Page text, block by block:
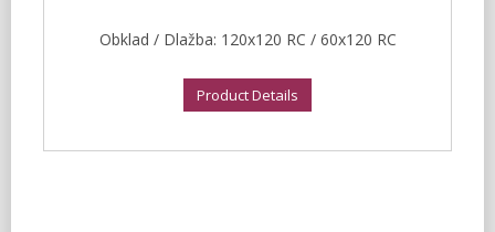
Obklad / Dlažba: 120x120 RC / 60x120 RC
Product Details